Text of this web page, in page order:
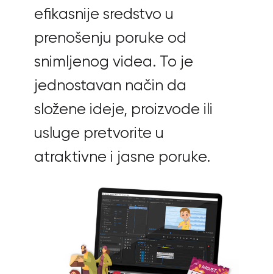
efikasnije sredstvo u
prenošenju poruke od
snimljenog videa. To je
jednostavan način da
složene ideje, proizvode ili
usluge pretvorite u
atraktivne i jasne poruke.